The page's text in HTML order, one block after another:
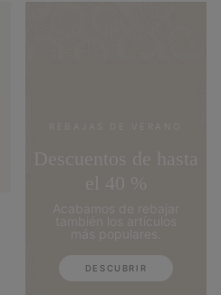
DESCUBRIR